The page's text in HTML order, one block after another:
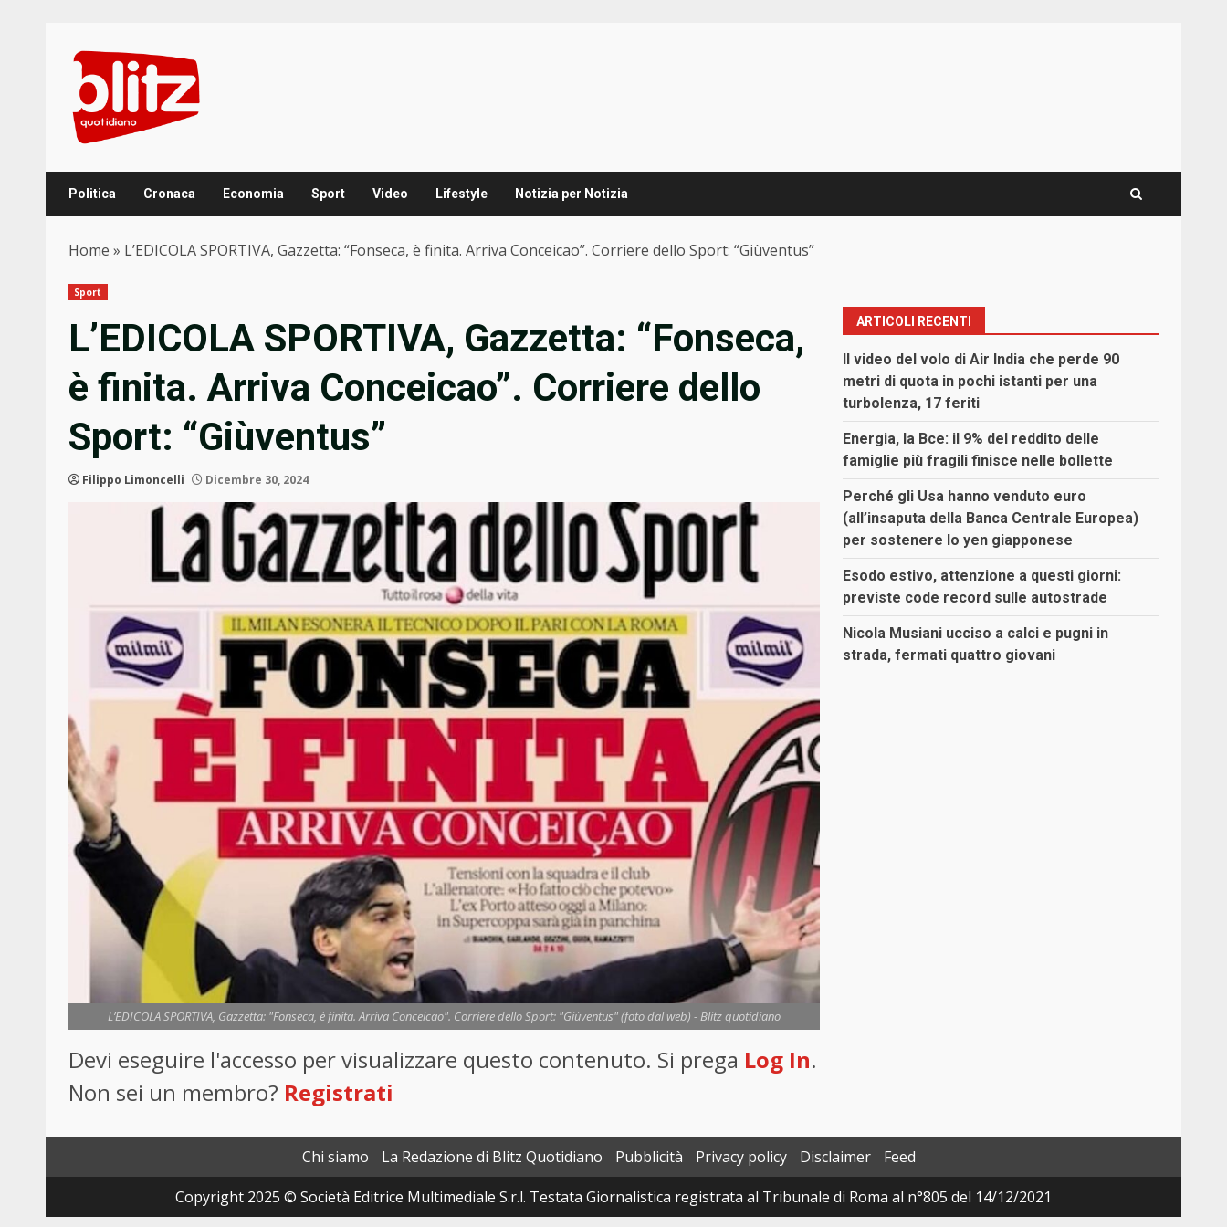
content
Politica Cronaca Economia Sport Video Lifestyle Notizia per Notizia
Home » L’EDICOLA SPORTIVA, Gazzetta: “Fonseca, è finita. Arriva Conceicao”. Corriere dello Sport: “Giùventus”
Sport
L’EDICOLA SPORTIVA, Gazzetta: “Fonseca,
è finita. Arriva Conceicao”. Corriere dello
Sport: “Giùventus”
Filippo Limoncelli Dicembre 30, 2024
L’EDICOLA SPORTIVA, Gazzetta: "Fonseca, è finita. Arriva Conceicao". Corriere dello Sport: "Giùventus" (foto dal web) - Blitz quotidiano
Devi eseguire l'accesso per visualizzare questo contenuto. Si prega Log In.
Non sei un membro? Registrati
ARTICOLI RECENTI
Il video del volo di Air India che perde 90
metri di quota in pochi istanti per una
turbolenza, 17 feriti
Energia, la Bce: il 9% del reddito delle
famiglie più fragili finisce nelle bollette
Perché gli Usa hanno venduto euro
(all’insaputa della Banca Centrale Europea)
per sostenere lo yen giapponese
Esodo estivo, attenzione a questi giorni:
previste code record sulle autostrade
Nicola Musiani ucciso a calci e pugni in
strada, fermati quattro giovani
Chi siamo La Redazione di Blitz Quotidiano Pubblicità Privacy policy Disclaimer
Feed
Copyright 2025 © Società Editrice Multimediale S.r.l. Testata Giornalistica registrata al Tribunale di Roma al n°805 del 14/12/2021